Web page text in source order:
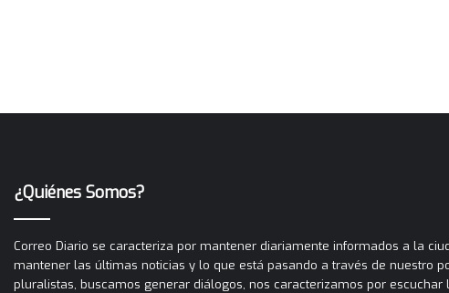
¿Quiénes Somos?
Correo Diario se caracteriza por mantener diariamente informados a la
mantener las últimas noticias y lo que está pasando a través de nuestro
pluralistas, buscamos generar diálogos, nos caracterizamos por